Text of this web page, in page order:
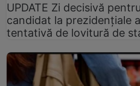
UPDATE Zi decisivă
candidat la prezidențiale
tentativă de lovitură de